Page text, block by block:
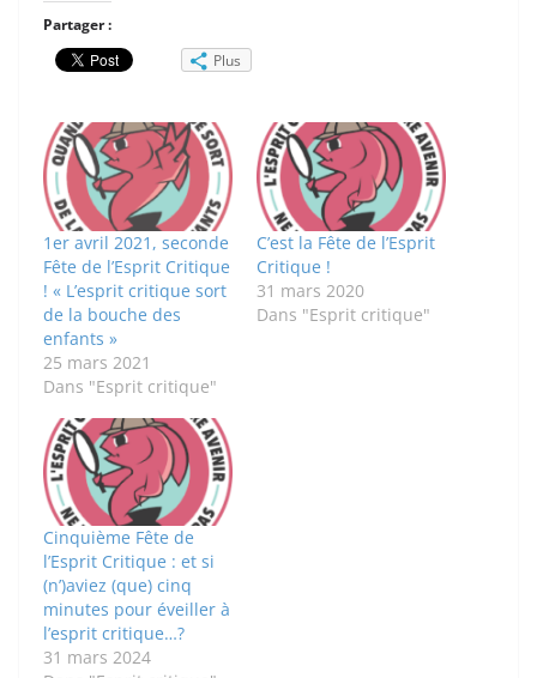
Partager :
Plus
1er avril 2021, seconde
Fête de l’Esprit Critique
! « L’esprit critique sort
de la bouche des
enfants »
25 mars 2021
Dans "Esprit critique"
C’est la Fête de l’Esprit
Critique !
31 mars 2020
Dans "Esprit critique"
Cinquième Fête de
l’Esprit Critique : et si
(n’)aviez (que) cinq
minutes pour éveiller à
l’esprit critique…?
31 mars 2024